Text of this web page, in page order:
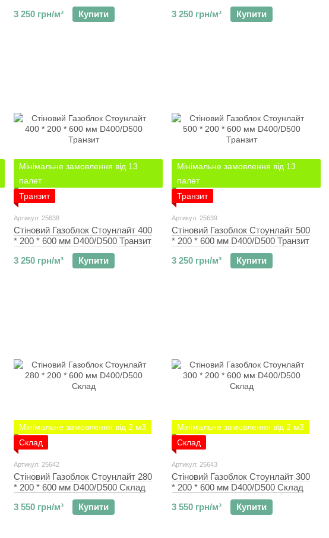
3 250 грн/м³
Купити
3 250 грн/м³
Купити
Мінімальне замовлення від 13
палет
Транзит
Артикул: 25638
Стіновий Газоблок Стоунлайт 400
* 200 * 600 мм D400/D500 Транзит
3 250 грн/м³
Купити
Мінімальне замовлення від 13
палет
Транзит
Артикул: 25639
Стіновий Газоблок Стоунлайт 500
* 200 * 600 мм D400/D500 Транзит
3 250 грн/м³
Купити
Мінімальне замовлення від 2 м3
Склад
Артикул: 25642
Стіновий Газоблок Стоунлайт 280
* 200 * 600 мм D400/D500 Склад
3 550 грн/м³
Купити
Мінімальне замовлення від 2 м3
Склад
Артикул: 25643
Стіновий Газоблок Стоунлайт 300
* 200 * 600 мм D400/D500 Склад
3 550 грн/м³
Купити